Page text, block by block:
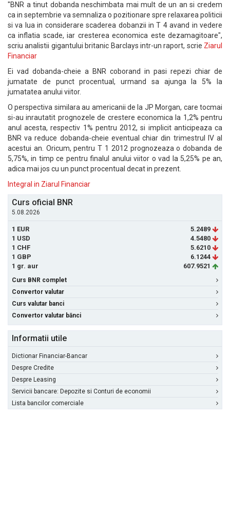
"BNR a tinut dobanda neschimbata mai mult de un an si credem
ca in septembrie va semnaliza o pozitionare spre relaxarea politicii
si va lua in considerare scaderea dobanzii in T 4 avand in vedere
ca inflatia scade, iar cresterea economica este dezamagitoare",
scriu analistii gigantului britanic Barclays intr-un raport, scrie Ziarul
Financiar
Ei vad dobanda-cheie a BNR coborand in pasi repezi chiar de
jumatate de punct procentual, urmand sa ajunga la 5% la
jumatatea anului viitor.
O perspectiva similara au americanii de la JP Morgan, care tocmai
si-au inrautatit prognozele de crestere economica la 1,2% pentru
anul acesta, respectiv 1% pentru 2012, si implicit anticipeaza ca
BNR va reduce dobanda-cheie eventual chiar din trimestrul IV al
acestui an. Oricum, pentru T 1 2012 prognozeaza o dobanda de
5,75%, in timp ce pentru finalul anului viitor o vad la 5,25% pe an,
adica mai jos cu un punct procentual decat in prezent.
Integral in Ziarul Financiar
Curs oficial BNR
5.08.2026
1 EUR
5.2489
1 USD
4.5480
1 CHF
5.6210
1 GBP
6.1244
1 gr. aur
607.9521
Curs BNR complet
Convertor valutar
Curs valutar banci
Convertor valutar bănci
Informatii utile
Dictionar Financiar-Bancar
Despre Credite
Despre Leasing
Servicii bancare: Depozite si Conturi de economii
Lista bancilor comerciale